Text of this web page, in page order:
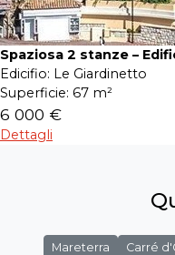
Spaziosa 2 stanze –
Edicifio: Le Giardinetto
Superficie: 67 m²
6 000 €
Dettagli
Mareterra Carré